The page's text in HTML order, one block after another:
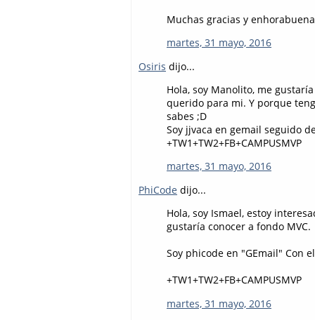
Muchas gracias y enhorabuena
martes, 31 mayo, 2016
Osiris dijo...
Hola, soy Manolito, me
querido para mi. Y porque
sabes ;D
Soy jjvaca en gemail seguido
+TW1+TW2+FB+CAMPUSMVP
martes, 31 mayo, 2016
PhiCode dijo...
Hola, soy Ismael, estoy
gustaría conocer a fondo MVC.
Soy phicode en "GEmail" Con
+TW1+TW2+FB+CAMPUSMVP
martes, 31 mayo, 2016